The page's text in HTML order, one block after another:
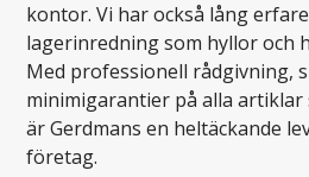
kontor. Vi har också lång
lagerinredning som hyllor och
Med professionell rådgivning,
minimigarantier på alla
är Gerdmans en heltäckande
företag.